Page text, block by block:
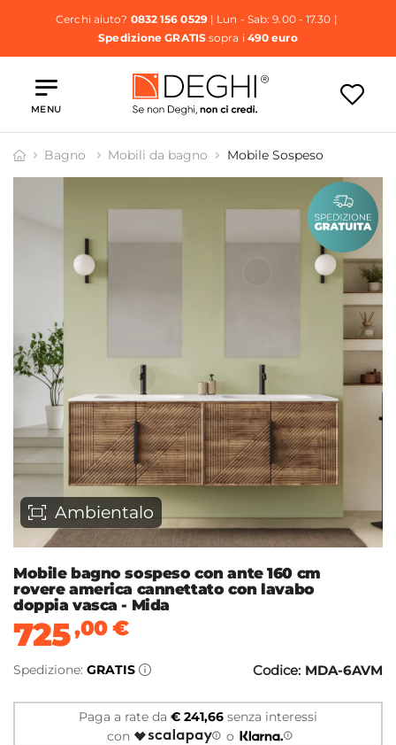
Cerchi aiuto? 0832 156 0529| Lun - Sab: 9.00 - 17.30 |
Spedizione GRATISsopra i 490 euro
MENU
Bagno Mobili da bagno Mobile Sospeso
Ambientalo
Mobile bagno sospeso con ante 160 cm
rovere america cannettato con lavabo
doppia vasca - Mida
725,00€
Spedizione: GRATIS Codice: MDA-6AVM
Paga a rate da € 241,66 senza interessi
con
o